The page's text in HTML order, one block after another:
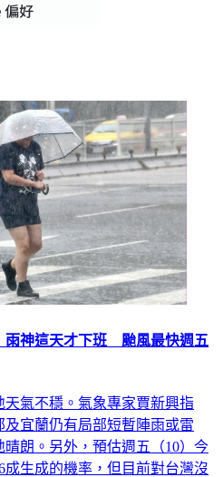
雨神這天才下班 颱風最快週五
氣不穩。氣象專家賈新興指
宜蘭仍有局部短暫陣雨或雷
朗。另外，預估週五（10）今
生成的機率，但目前對台灣沒